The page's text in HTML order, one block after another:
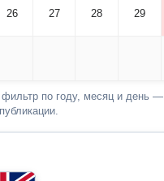
26 27 28 29
по году, месяц и день —